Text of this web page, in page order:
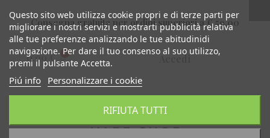
Consegna gratuita per ordini superiori a € 59,00
0,00 €
Questo sito web utilizza cookie propri e di terze parti per
migliorare i nostri servizi e mostrarti pubblicità relativa
alle tue preferenze analizzando le tue abitudinidi
navigazione. Per dare il tuo consenso al suo utilizzo,
premi il pulsante Accetta.
Piú info Personalizzare i cookie
RIFIUTA TUTTI